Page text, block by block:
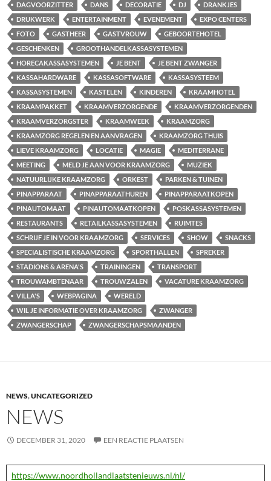
DAGVOORZITTER
DANS DECORATIE DJ
DRANKJES
DRUKWERK
ENTERTAINMENT EVENEMENT
EXPO CENTERS
FOTO
GASTHEER GASTVROUW
GEBOORTEHOTEL
GESCHENKEN
GROOTHANDELKASSASYSTEMEN
HORECAKASSASYSTEMEN
JE BENT
JE BENT ZWANGER
KASSAHARDWARE
KASSASOFTWARE
KASSASYSTEEM
KASSASYSTEMEN
KASTELEN KINDEREN
KRAAMHOTEL
KRAAMPAKKET
KRAAMVERZORGENDE
KRAAMVERZORGENDEN
KRAAMVERZORGSTER
KRAAMWEEK
KRAAMZORG
KRAAMZORG REGELEN EN AANVRAGEN
KRAAMZORG THUIS
LIEVE KRAAMZORG
LOCATIE MAGIE
MEDITERRANE
MEETING
MELD JE AAN VOOR KRAAMZORG
MUZIEK
NATUURLIJKE KRAAMZORG
ORKEST
PARKEN & TUINEN
PINAPPARAAT
PINAPPARAATHUREN
PINAPPARAATKOPEN
PINAUTOMAAT
PINAUTOMAATKOPEN
POSKASSASYSTEMEN
RESTAURANTS
RETAILKASSASYSTEMEN
RUIMTES
SCHRIJF JE IN VOOR KRAAMZORG
SERVICES SHOW
SNACKS
SPECIALISTISCHE KRAAMZORG
SPORTHALLEN
SPREKER
STADIONS & ARENA'S
TRAININGEN
TRANSPORT
TROUWAMBTENAAR
TROUWZALEN
VACATURE KRAAMZORG
VILLA'S
WEBPAGINA
WERELD
WIL JE INFORMATIE OVER KRAAMZORG
ZWANGER
ZWANGERSCHAP
ZWANGERSCHAPSMAANDEN
NEWS,UNCATEGORIZED
NEWS
DECEMBER 31, 2020 EEN REACTIE PLAATSEN
https://www.noordhollandlaatstenieuws.nl/nl/